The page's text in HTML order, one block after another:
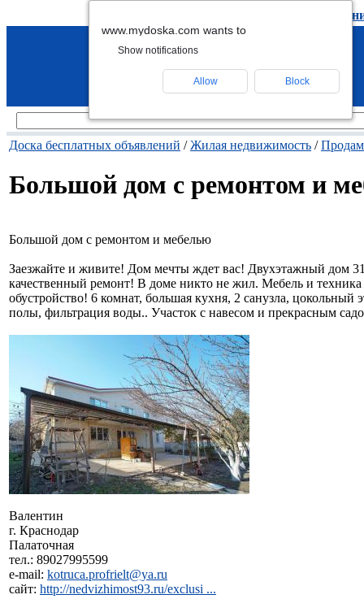
удалить
Доска бесплатных объявлений /Жилая недвижимость /Продам
Большой дом с ремонтом и
Большой дом с ремонтом и мебелью
Заезжайте и живите! Дом мечты ждет вас! Двухэтажный дом
качественный ремонт! В доме никто не жил. Мебель и
обустройство! 6 комнат, большая кухня, 2 санузла,
полы, фильтрация воды.. Участок с навесом и прекрасным
Валентин
г. Краснодар
Палаточная
тел.: 89027995599
e-mail: kotruca.profrielt@ya.ru
сайт: http://nedvizhimost93.ru/exclusi ...
www.mydoska.com wants to
Show notifications
Allow Block